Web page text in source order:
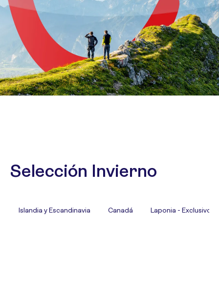
Selección Invierno
Islandia y Escandinavia Canadá Laponia - Exclusivo